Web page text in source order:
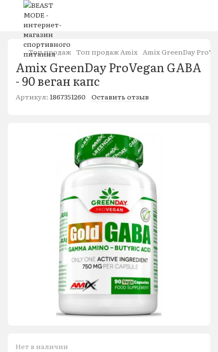
Топ продаж Топ продаж Amix Amix GreenDay
Amix GreenDay ProVegan GABA
- 90 веган капс
Артикул: 1867351260 Оставить отзыв
Нет в наличии